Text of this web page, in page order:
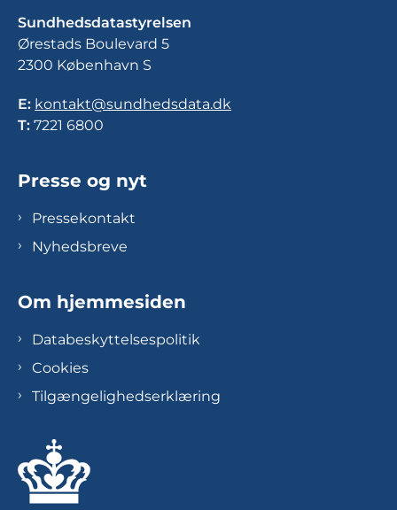
Sundhedsdatastyrelsen
Ørestads Boulevard 5
2300 København S
E: kontakt@sundhedsdata.dk
T: 7221 6800
Presse og nyt
Pressekontakt
Nyhedsbreve
Om hjemmesiden
Databeskyttelsespolitik
Cookies
Tilgængelighedserklæring